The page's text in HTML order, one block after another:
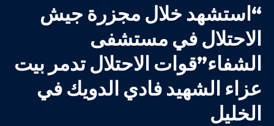
“استشهد خلال مجزرة جيش
الاحتلال في مستشفى
الشفاء”قوات الاحتلال تدمر بيت
عزاء الشهيد فادي الدويك في
الخليل